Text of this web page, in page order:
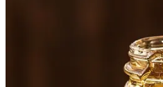
Fašiangy
Ubytovanie
Pobyty